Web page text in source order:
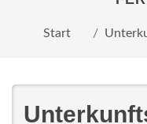
Start